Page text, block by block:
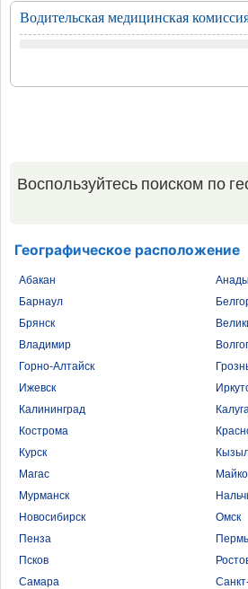
Водительская медицинская
Воспользуйтесь поиском по
Географическое расположение
Абакан
Барнаул
Брянск
Владимир
Горно-Алтайск
Ижевск
Калининград
Кострома
Курск
Магас
Мурманск
Новосибирск
Омск
Пенза
Пермь
Псков
Самара